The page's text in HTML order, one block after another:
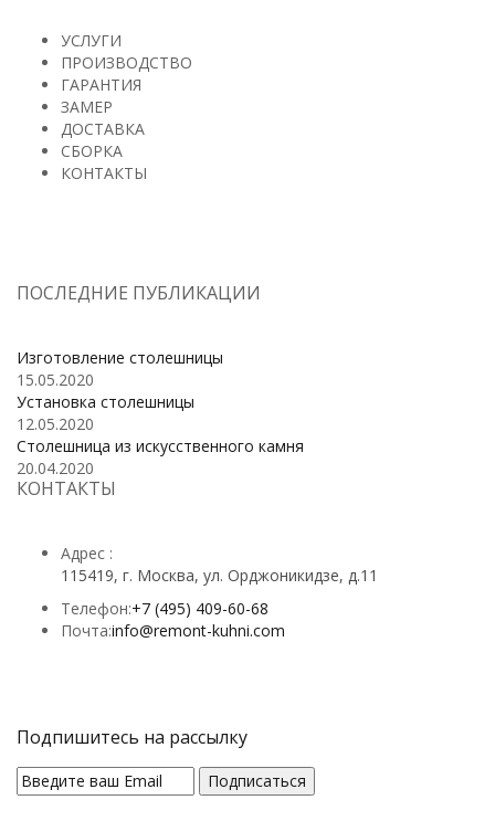
УСЛУГИ
ПРОИЗВОДСТВО
ГАРАНТИЯ
ЗАМЕР
ДОСТАВКА
СБОРКА
КОНТАКТЫ
ПОСЛЕДНИЕ ПУБЛИКАЦИИ
Изготовление столешницы
15.05.2020
Установка столешницы
12.05.2020
Столешница из искусственного камня
20.04.2020
КОНТАКТЫ
Адрес :
115419, г. Москва, ул. Орджоникидзе, д.11
Телефон:+7 (495) 409-60-68
Почта:info@remont-kuhni.com
Подпишитесь на рассылку